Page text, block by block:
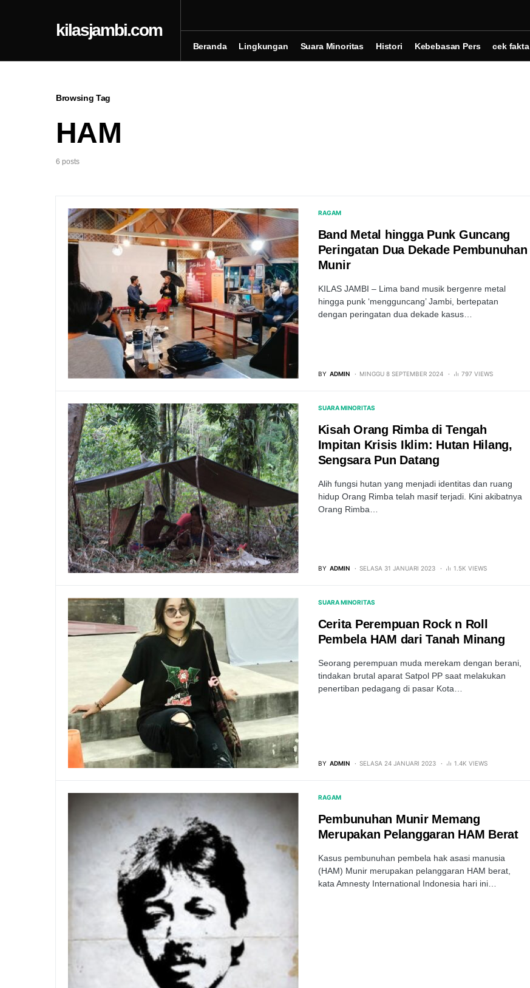
kilasjambi.com
Beranda Lingkungan Suara Minoritas Histori Kebebasan Pers cek fakta
Browsing Tag
HAM
6 posts
RAGAM
Band Metal hingga Punk Guncang
Peringatan Dua Dekade Pembunuhan
Munir
KILAS JAMBI – Lima band musik bergenre metal
hingga punk ‘mengguncang’ Jambi, bertepatan
dengan peringatan dua dekade kasus…
BY ADMIN MINGGU 8 SEPTEMBER 2024 797 VIEWS
SUARA MINORITAS
Kisah Orang Rimba di Tengah
Impitan Krisis Iklim: Hutan Hilang,
Sengsara Pun Datang
Alih fungsi hutan yang menjadi identitas dan ruang
hidup Orang Rimba telah masif terjadi. Kini akibatnya
Orang Rimba…
BY ADMIN SELASA 31 JANUARI 2023 1.5K VIEWS
SUARA MINORITAS
Cerita Perempuan Rock n Roll
Pembela HAM dari Tanah Minang
Seorang perempuan muda merekam dengan berani,
tindakan brutal aparat Satpol PP saat melakukan
penertiban pedagang di pasar Kota…
BY ADMIN SELASA 24 JANUARI 2023 1.4K VIEWS
RAGAM
Pembunuhan Munir Memang
Merupakan Pelanggaran HAM Berat
Kasus pembunuhan pembela hak asasi manusia
(HAM) Munir merupakan pelanggaran HAM berat,
kata Amnesty International Indonesia hari ini…